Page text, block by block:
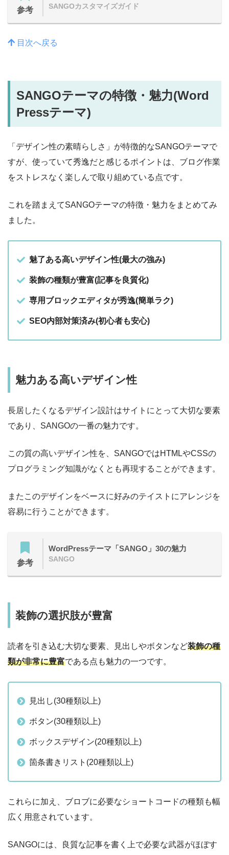
参考 SANGOカスタマイズガイド
目次へ戻る
SANGOテーマの特徴・魅力(Word
Pressテーマ)
「デザイン性の素晴らしさ」が特徴的なSANGOテーマで
すが、使っていて秀逸だと感じるポイントは、ブログ作業
をストレスなく楽しんで取り組めている点です。
これを踏まえてSANGOテーマの特徴・魅力をまとめてみ
ました。
魅了ある高いデザイン性(最大の強み)
装飾の種類が豊富(記事を良質化)
専用ブロックエディタが秀逸(簡単ラク)
SEO内部対策済み(初心者も安心)
魅力ある高いデザイン性
長居したくなるデザイン設計はサイトにとって大切な要素
であり、SANGOの一番の魅力です。
この質の高いデザイン性を、SANGOではHTMLやCSSの
プログラミング知識がなくとも再現することができます。
またこのデザインをベースに好みのテイストにアレンジを
容易に行うことができます。
参考
WordPressテーマ「SANGO」30の魅力
SANGO
装飾の選択肢が豊富
読者を引き込む大切な要素、見出しやボタンなど装飾の種
類が非常に豊富である点も魅力の一つです。
見出し(30種類以上)
ボタン(30種類以上)
ボックスデザイン(20種類以上)
箇条書きリスト(20種類以上)
これらに加え、ブロブに必要なショートコードの種類も幅
広く用意されています。
SANGOには、良質な記事を書く上で必要な武器がほぼす